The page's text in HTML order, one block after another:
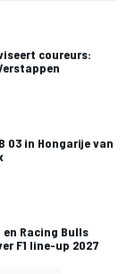
coureurs:
03 in Hongarije van
Racing Bulls
F1 line-up 2027